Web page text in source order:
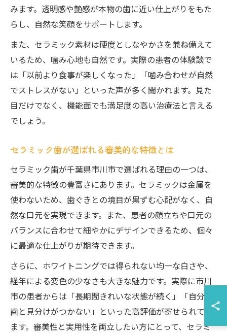
みます。透明感や艶感が本物の歯に近い仕上がりをもた
らし、自然な笑顔をサポートします。
また、セラミック素材は硬度としなやかさを兼ね備えて
いるため、噛み心地も自然です。実際の患者の体験談で
は「以前より食事が楽しくなった」「噛み合わせが自然
でストレスがない」といった声が多く聞かれます。見た
目だけでなく、機能面でも満足度の高い治療法と言える
でしょう。
セラミック歯が選ばれる審美的な特徴とは
セラミック歯が千葉県市川市で選ばれる理由の一つは、
審美的な特徴の豊富さにあります。セラミックは金属を
使わないため、歯ぐきとの境目が黒ずむ心配がなく、自
然な口元を実現できます。また、患者の顔立ちや口元の
バランスに合わせて細やかにデザインできるため、個々
に最適な仕上がりが期待できます。
さらに、ホワイトニングでは得られない均一な白さや、
経年による変色の少なさも大きな魅力です。実際に市川
市の患者からは「長期間きれいな状態が続く」「自分の
歯と見分けがつかない」といった高評価が寄せられてい
ます。審美性と実用性を両立したい方にとって、セラミ